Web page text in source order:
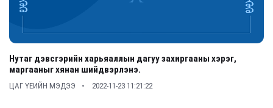
Нутаг дэвсгэрийн харьяаллын дагуу захиргааны хэрэг,
маргааныг хянан шийдвэрлэнэ.
ЦАГ ҮЕИЙН МЭДЭЭ 2022-11-23 11:21:22